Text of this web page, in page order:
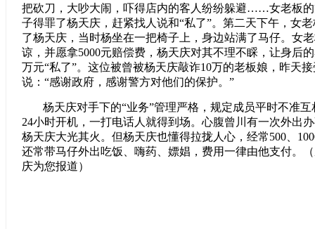
把砍刀，大吵大闹，吓得店内的客人纷纷躲避……女老板
子得罪了杨天庆，赶紧找人说和“私了”。第二天下午，女
了杨天庆，当时杨坐在一把椅子上，身边站满了马仔。女
谅，并愿拿5000元赔偿费，杨天庆对其不理不睬，让身后
万元“私了”。这位被曾被杨天庆敲诈10万的老板娘，昨天
说：“感谢政府，感谢警方对他们的保护。”
杨天庆对手下的“业务”管理严格，规定成员平时不准
24小时开机，一打电话人就得到场。心腹曾川有一次外出
杨天庆大光其火。但杨天庆也懂得拉拢人心，经常500、
还常带马仔外出吃饭、嗨药、嫖娼，费用一律由他支付。
庆为您报道）